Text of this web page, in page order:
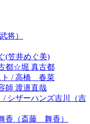
将）
(笠井めぐ美)
都☆堀 真古都
ト / 高橋 春菜
師 渡邉直哉
/ シザーハンズ吉川（吉
香（斎藤 舞香）